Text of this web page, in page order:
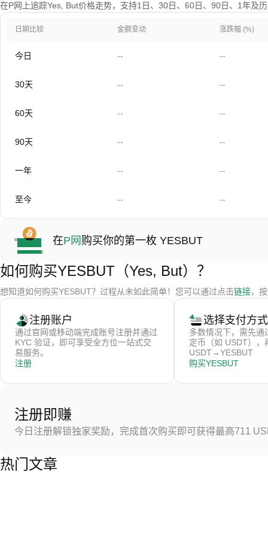
在P网上追踪Yes, But价格走势，支持1日、30日、60日、90日、1年及
日期比较 金额变动 涨跌幅 (%)
今日 -- --
30天 -- --
60天 -- --
90天 -- --
一年 -- --
至今 -- --
在P网 购买你的第一枚 YESBUT
如何购买YESBUT（Yes, But）？
想知道如何购买YESBUT？过程从未如此简单！您可以通过点击链接，
注册账户
通过官网或移动端完成账号注册并通过
KYC 验证，即可享受全方位一站式交
易服务。
注册
选择支付方式
多数情况下，需先通
定币（如 USDT），
USDT→YESBUT
购买YESBUT
注册即赚
今日注册解锁独家奖励，完成首次购买即可获得最高711
热门文章